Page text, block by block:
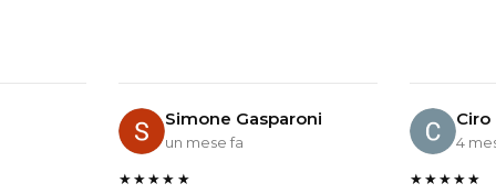
Simone Gasparoni
un mese fa
★★★★★
4
★★★★★